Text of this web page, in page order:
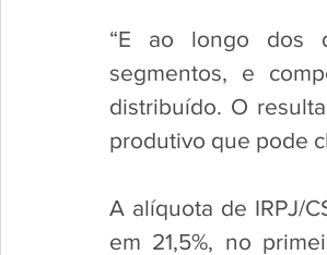
“E ao longo dos
segmentos, e
distribuído. O
produtivo que pode
A alíquota de IRPJ/
em 21,5%, no